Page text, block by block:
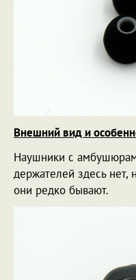
Внешний вид и
Наушники с
держателей здесь нет,
они редко бывают.